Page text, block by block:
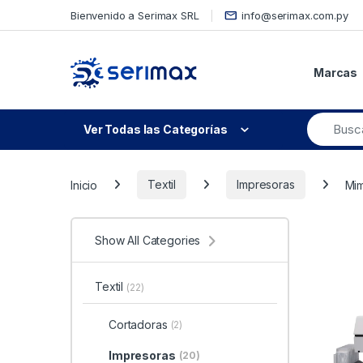
Bienvenido a Serimax SRL info@serimax.com.py
Marcas
Ver Todas las Categorías
Inicio Textil Impresoras
Show All Categories
Textil (22)
Cortadoras (2)
Impresoras (20)